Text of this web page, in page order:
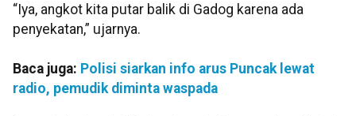
“Iya, angkot kita putar balik di Gadog karena ada
penyekatan,” ujarnya.
Baca juga: Polisi siarkan info arus Puncak lewat
radio, pemudik diminta waspada